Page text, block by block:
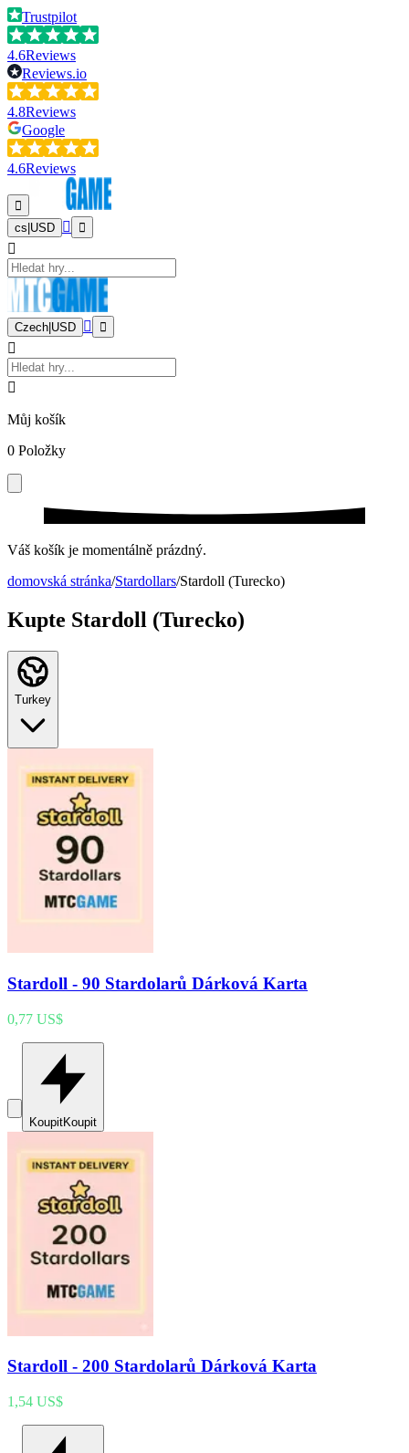
Trustpilot
4.6Reviews
Reviews.io
4.8Reviews
Google
4.6Reviews
cs USD
Czech USD
Můj košík
0 Položky
Váš košík je momentálně prázdný.
domovská stránka/Stardollars/Stardoll (Turecko)
Kupte Stardoll (Turecko)
Turkey
Stardoll - 90 Stardolarů Dárková Karta
0,77 US$
KoupitKoupit
Stardoll - 200 Stardolarů Dárková Karta
1,54 US$